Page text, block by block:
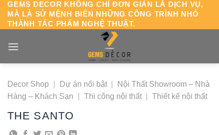
Chuyển
đến
nội
dung
GEMS DECOR KHÔNG CHỈ ĐƠN GIẢN LÀ DỊCH VỤ,
MÀ LÀ SỨ MỆNH BIẾN NHỮNG CÔNG TRÌNH NHỎ
THÀNH TÁC PHẨM NGHỆ THUẬT.
Decor Shop Dự án nổi bật
Nội Thất Showroom – Nhà
Hàng – Khách Sạn
Thi công nội thất Thiết kế nội thất
THE SANTO